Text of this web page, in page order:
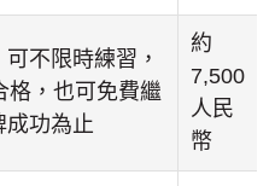
不限時練習，
格，也可免費繼
成功為止
約
7,500
人民
幣